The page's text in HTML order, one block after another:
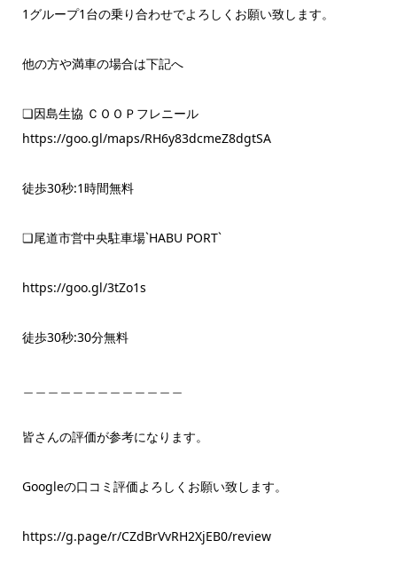
1グループ1台の乗り合わせでよろしくお願い致します。
他の方や満車の場合は下記へ
❏因島生協 ＣＯＯＰフレニール
https://goo.gl/maps/RH6y83dcmeZ8dgtSA
徒歩30秒:1時間無料
❏尾道市営中央駐車場`HABU PORT`
https://goo.gl/3tZo1s
徒歩30秒:30分無料
皆さんの評価が参考になります。
Googleの口コミ評価よろしくお願い致します。
https://g.page/r/CZdBrVvRH2XjEB0/review